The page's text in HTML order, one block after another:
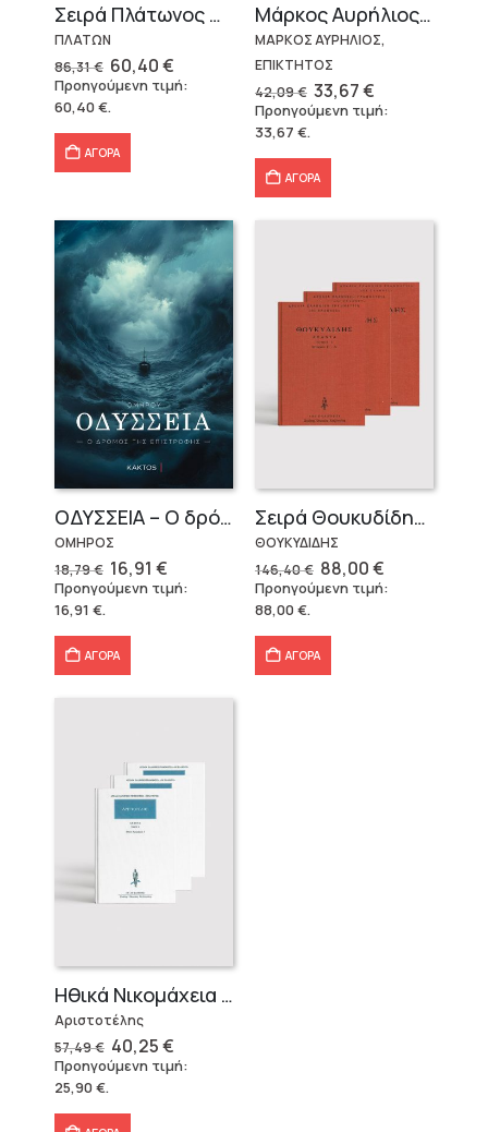
Σειρά Πλάτωνος Πολιτεία
ΠΛΑΤΩΝ
86,31€ Original
price
was:
86,31 €.
60,40€Η
τρέχουσα
τιμή
Προηγούμενη τιμή:
60,40€.
ΑΓΟΡΑ
Μάρκος Αυρήλιος & Επίκτητος (Επίτομα)
ΜΑΡΚΟΣ ΑΥΡΗΛΙΟΣ,
ΕΠΙΚΤΗΤΟΣ
42,09€ Original
price
was:
33,67€Η
τρέχουσα
τιμή
Προηγούμενη τιμή:
33,67 €.
ΑΓΟΡΑ
OΔΥΣΣΕΙΑ – Ο δρόμος της επιστροφής
ΟΜΗΡΟΣ
18,79€ Original
price
was:
16,91 €Η
τρέχουσα
τιμή
Προηγούμενη τιμή:
16,91 €.
ΑΓΟΡΑ
Σειρά Θουκυδίδης – Δεμένο (4 τόμοι)
ΘΟΥΚΥΔΙΔΗΣ
146,40€ Original
price
was:
88,00€Η
τρέχουσα
τιμή
Προηγούμενη τιμή:
88,00€.
ΑΓΟΡΑ
Ηθικά Νικομάχεια (3 τόμοι)
Αριστοτέλης
57,49€ Original
price
was:
40,25€Η
τρέχουσα
τιμή
Προηγούμενη τιμή:
25,90€.